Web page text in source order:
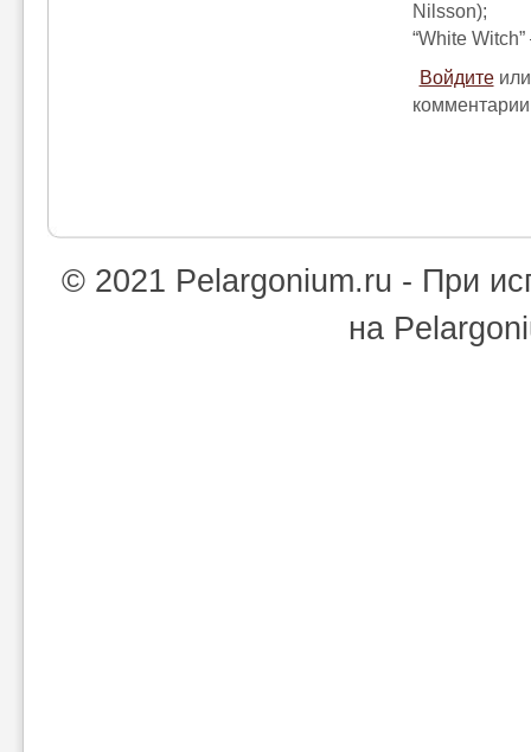
Nilsson);
“White
Войдите
комментарии
© 2021 Pelargonium.ru - При
на